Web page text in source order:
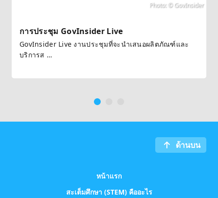
Photo: © GovInsider
การประชุม GovInsider Live
GovInsider Live งานประชุมที่จะนำเสนอผลิตภัณฑ์และ
บริการส …
ด้านบน
หน้าแรก
สะเต็มศึกษา (STEM) คืออะไร